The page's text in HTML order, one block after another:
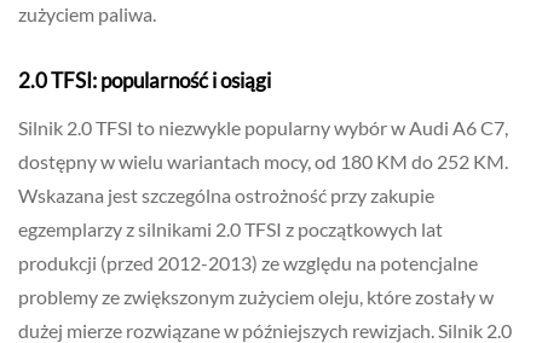
zużyciem paliwa.
2.0 TFSI: popularność i osiągi
Silnik 2.0 TFSI to niezwykle popularny wybór w Audi A6 C7,
dostępny w wielu wariantach mocy, od 180 KM do 252 KM.
Wskazana jest szczególna ostrożność przy zakupie
egzemplarzy z silnikami 2.0 TFSI z początkowych lat
produkcji (przed 2012-2013) ze względu na potencjalne
problemy ze zwiększonym zużyciem oleju, które zostały w
dużej mierze rozwiązane w późniejszych rewizjach. Silnik 2.0